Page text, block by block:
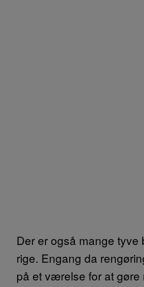
Der er også mange tyve
rige. Engang da
på et værelse for at gøre